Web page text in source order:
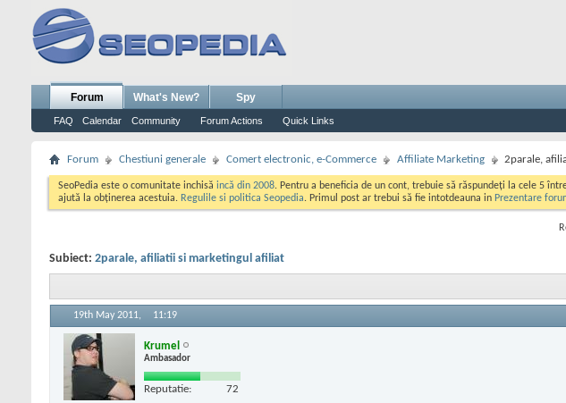
Forum
FAQ Calendar Community Forum Actions Quick Links
What's New? Spy
Forum Chestiuni generale Comert electronic, e-Commerce Affiliate Marketing 2parale,
SeoPedia este o comunitate inchisă incă din 2008. Pentru a beneficia de un cont, trebuie să răspundeți la cele 5
ajută la obținerea acestuia. Regulile si politica Seopedia. Primul post ar trebui să fie intotdeauna in Prezentare
Subiect: 2parale, afiliatii si marketingul afiliat
19th May 2011, 11:19
Krumel
Ambasador
Reputatie: 72